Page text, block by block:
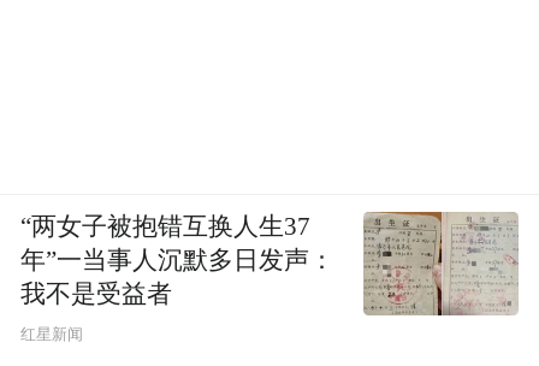
“两女子被抱错互换人生37
年”一当事人沉默多日发声：
我不是受益者
红星新闻